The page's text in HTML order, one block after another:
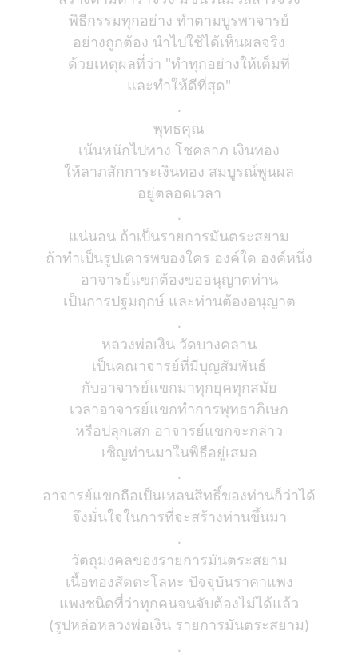
พิธีกรรมทุกอย่าง ทำตามบูรพาจารย์
อย่างถูกต้อง นำไปใช้ได้เห็นผลจริง
ด้วยเหตุผลที่ว่า "ทำทุกอย่างให้เต็มที่
และทำให้ดีที่สุด"
.
พุทธคุณ
เน้นหนักไปทาง โชคลาภ เงินทอง
ให้ลาภสักการะเงินทอง สมบูรณ์พูนผล
อยู่ตลอดเวลา
.
แน่นอน ถ้าเป็นรายการมันตระสยาม
ถ้าทำเป็นรูปเคารพของใคร องค์ใด องค์หนึ่ง
อาจารย์แขกต้องขออนุญาตท่าน
เป็นการปฐมฤกษ์ และท่านต้องอนุญาต
.
หลวงพ่อเงิน วัดบางคลาน
เป็นคณาจารย์ที่มีบุญสัมพันธ์
กับอาจารย์แขกมาทุกยุคทุกสมัย
เวลาอาจารย์แขกทำการพุทธาภิเษก
หรือปลุกเสก อาจารย์แขกจะกล่าว
เชิญท่านมาในพิธีอยู่เสมอ
.
อาจารย์แขกถือเป็นเหลนสิทธิ์ของท่านก็ว่าได้
จึงมั่นใจในการที่จะสร้างท่านขึ้นมา
.
วัตถุมงคลของรายการมันตระสยาม
เนื้อทองสัตตะโลหะ ปัจจุบันราคาแพง
แพงชนิดที่ว่าทุกคนจนจับต้องไม่ได้แล้ว
(รูปหล่อหลวงพ่อเงิน รายการมันตระสยาม)
.